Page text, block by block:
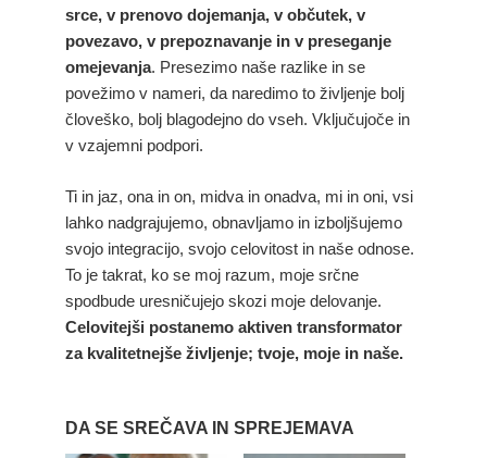
srce, v prenovo dojemanja, v občutek, v
povezavo, v prepoznavanje in v preseganje
omejevanja. Presezimo naše razlike in se
povežimo v nameri, da naredimo to življenje bolj
človeško, bolj blagodejno do vseh. Vključujoče in
v vzajemni podpori.
Ti in jaz, ona in on, midva in onadva, mi in oni, vsi
lahko nadgrajujemo, obnavljamo in izboljšujemo
svojo integracijo, svojo celovitost in naše odnose.
To je takrat, ko se moj razum, moje srčne
spodbude uresničujejo skozi moje delovanje.
Celovitejši postanemo aktiven transformator
za kvalitetnejše življenje; tvoje, moje in naše.
DA SE SREČAVA IN SPREJEMAVA